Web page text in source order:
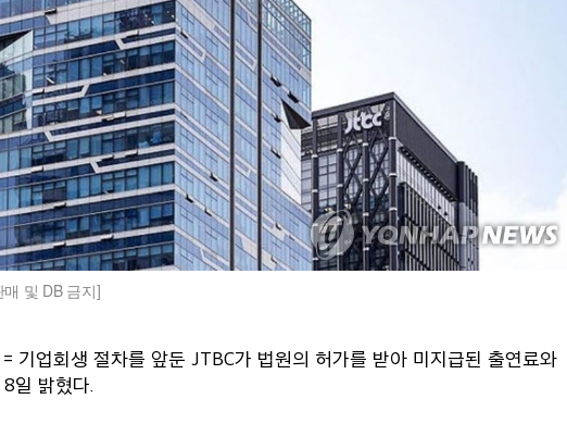
및 DB 금지]
기업회생 절차를 앞둔 JTBC가 법원의 허가를 받아 미지급된 출연료와
일 밝혔다.